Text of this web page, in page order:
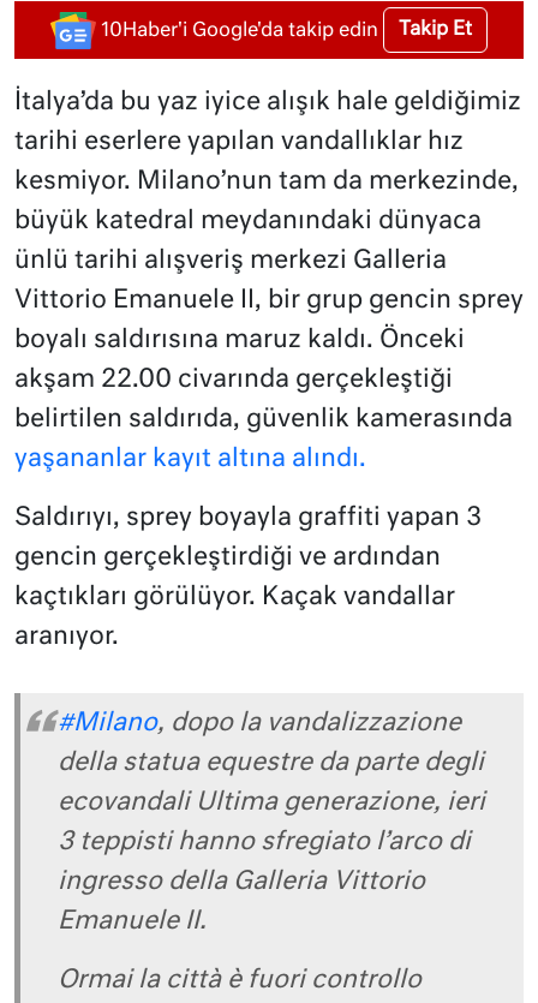
10Haber'i Google'da takip edin Takip Et
İtalya’da bu yaz iyice alışık hale geldiğimiz
tarihi eserlere yapılan vandallıklar hız
kesmiyor. Milano’nun tam da merkezinde,
büyük katedral meydanındaki dünyaca
ünlü tarihi alışveriş merkezi Galleria
Vittorio Emanuele II, bir grup gencin sprey
boyalı saldırısına maruz kaldı. Önceki
akşam 22.00 civarında gerçekleştiği
belirtilen saldırıda, güvenlik kamerasında
yaşananlar kayıt altına alındı.
Saldırıyı, sprey boyayla graffiti yapan 3
gencin gerçekleştirdiği ve ardından
kaçtıkları görülüyor. Kaçak vandallar
aranıyor.
#Milano, dopo la vandalizzazione
della statua equestre da parte degli
ecovandali Ultima generazione, ieri
3 teppisti hanno sfregiato l’arco di
ingresso della Galleria Vittorio
Emanuele II.
Ormai la città è fuori controllo